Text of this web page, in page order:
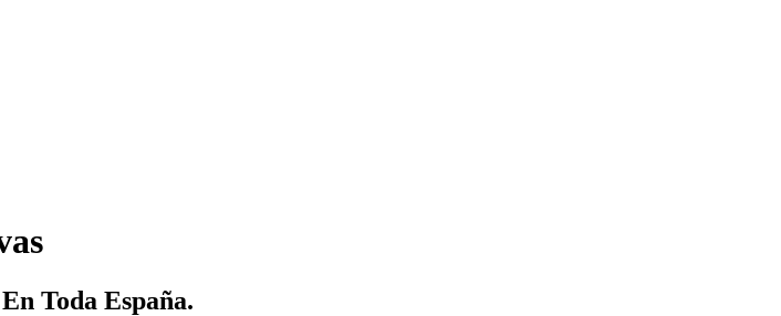
Toda España.